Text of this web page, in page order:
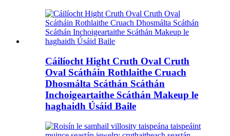
Cáilíocht Hight Cruth Oval Cruth
Oval Scátháin Rothlaithe Cruach
Dhosmálta Scáthán Scáthán
Inchoigeartaithe Scáthán Makeup le
haghaidh Úsáid Baile